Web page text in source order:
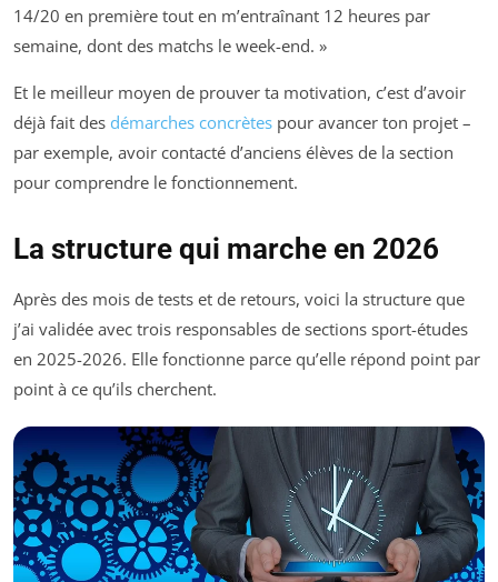
14/20 en première tout en m’entraînant 12 heures par
semaine, dont des matchs le week-end. »
Et le meilleur moyen de prouver ta motivation, c’est d’avoir
déjà fait des démarches concrètes pour avancer ton projet –
par exemple, avoir contacté d’anciens élèves de la section
pour comprendre le fonctionnement.
La structure qui marche en 2026
Après des mois de tests et de retours, voici la structure que
j’ai validée avec trois responsables de sections sport-études
en 2025-2026. Elle fonctionne parce qu’elle répond point par
point à ce qu’ils cherchent.